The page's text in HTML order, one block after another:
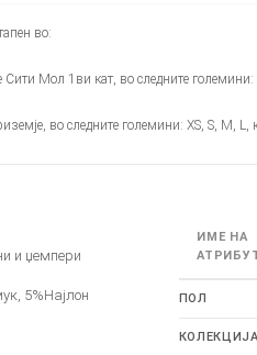
во:
Сити Мол 1ви кат, во следните
во следните големини: XS, S, M,
и џемпери
5%Најлон
ИМЕ НА
ПОЛ
КОЛЕКЦИЈА